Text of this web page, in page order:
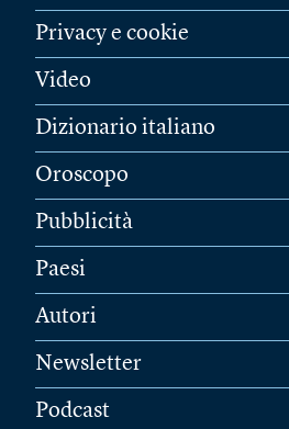
Privacy e cookie
Video
Dizionario italiano
Oroscopo
Pubblicità
Paesi
Autori
Newsletter
Podcast